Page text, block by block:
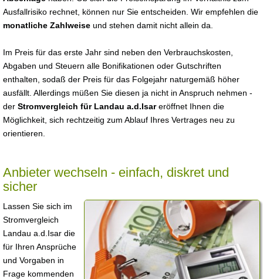
Ausfallrisiko rechnet, können nur Sie entscheiden. Wir empfehlen die
monatliche Zahlweise und stehen damit nicht allein da.
Im Preis für das erste Jahr sind neben den Verbrauchskosten,
Abgaben und Steuern alle Bonifikationen oder Gutschriften
enthalten, sodaß der Preis für das Folgejahr naturgemäß höher
ausfällt. Allerdings müßen Sie diesen ja nicht in Anspruch nehmen -
der Stromvergleich für Landau a.d.Isareröffnet Ihnen die
Möglichkeit, sich rechtzeitig zum Ablauf Ihres Vertrages neu zu
orientieren.
Anbieter wechseln - einfach, diskret und
sicher
Lassen Sie sich im
Stromvergleich
Landau a.d.Isar die
für Ihren Ansprüche
und Vorgaben in
Frage kommenden